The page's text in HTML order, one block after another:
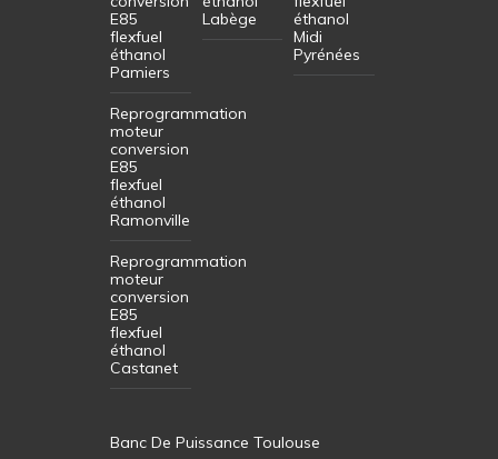
E85
flexfuel
éthanol
Pamiers
Reprogrammation
moteur
conversion
E85
flexfuel
éthanol
Ramonville
Reprogrammation
moteur
conversion
E85
flexfuel
éthanol
Castanet
Labège
éthanol
Midi
Pyrénées
Banc De Puissance Toulouse